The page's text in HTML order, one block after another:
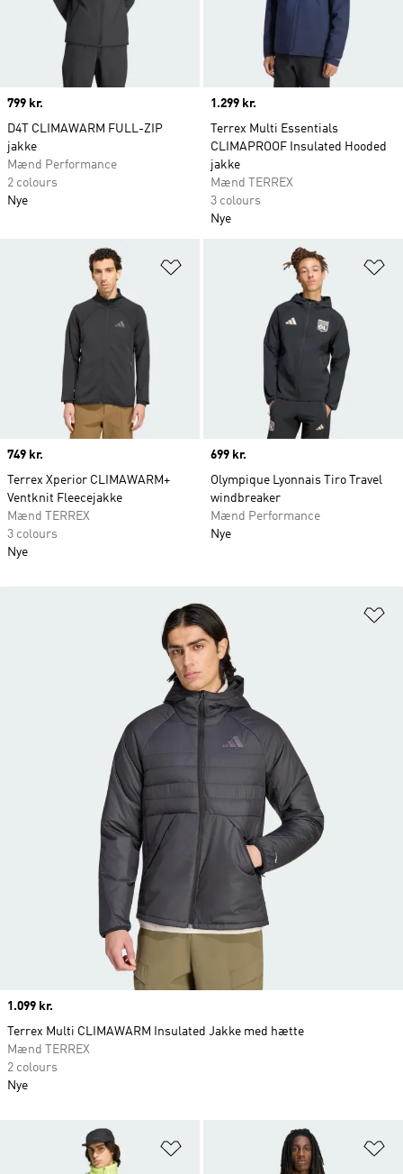
Price
799 kr.
D4T CLIMAWARM FULL-ZIP
jakke
Mænd Performance
2 colours
Nye
Price
1.299 kr.
Terrex Multi Essentials
CLIMAPROOF Insulated Hooded
jakke
Mænd TERREX
3 colours
Nye
Føj til ønskeliste
Price
749 kr.
Terrex Xperior CLIMAWARM+
Ventknit Fleecejakke
Mænd TERREX
3 colours
Nye
Price
699 kr.
Olympique Lyonnais Tiro Travel
windbreaker
Mænd Performance
Nye
Føj til ønskeliste
Price
1.099 kr.
Terrex Multi CLIMAWARM Insulated Jakke med hætte
Mænd TERREX
2 colours
Nye